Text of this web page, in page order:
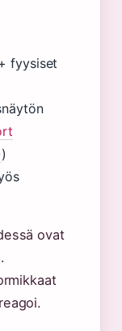
fyysiset
)
ovat